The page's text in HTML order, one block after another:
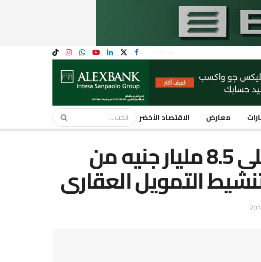
معارض الاقتصاد الأخضر
أربعة بنوك تستحوذ على 8.5 مليار جنيه من
التمويل العقارى